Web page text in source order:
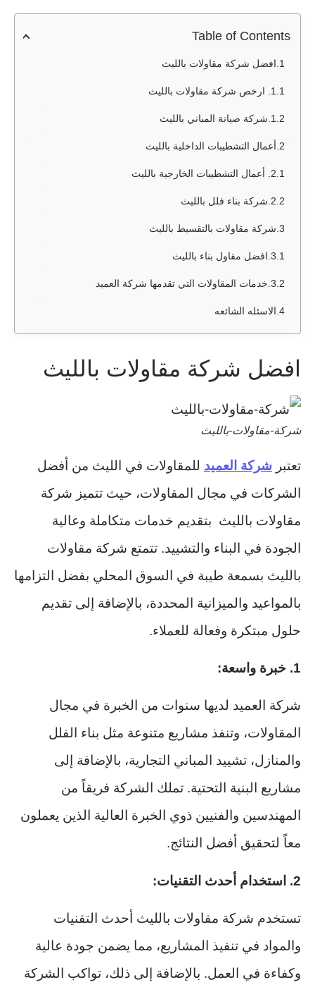
Table of Contents
افضل شركة مقاولات بالليث
ارخص شركة مقاولات بالليث
شركة صيانة المباني بالليث
أعمال التشطيبات الداخلية بالليث
أعمال التشطيبات الخارجية بالليث
شركة بناء فلل بالليث
شركة مقاولات بالتقسيط بالليث
افضل مقاول بناء بالليث
خدمات المقاولات التي تقدمها شركة العميد
الاسئله الشائعه
افضل شركة مقاولات بالليث
شركة-مقاولات-بالليث
تعتبر شركة العميد للمقاولات في الليث من أفضل
الشركات في مجال المقاولات، حيث تتميز شركة
مقاولات بالليث بتقديم خدمات متكاملة وعالية
الجودة في البناء والتشييد. تتمتع شركة مقاولات
بالليث بسمعة طيبة في السوق المحلي بفضل التزامها
بالمواعيد والميزانية المحددة، بالإضافة إلى تقديم
حلول مبتكرة وفعالة للعملاء.
1. خبرة واسعة:
شركة العميد لديها سنوات من الخبرة في مجال
المقاولات، وتنفذ مشاريع متنوعة مثل بناء الفلل
والمنازل، تشييد المباني التجارية، بالإضافة إلى
مشاريع البنية التحتية. تملك الشركة فريقاً من
المهندسين والفنيين ذوي الخبرة العالية الذين يعملون
معاً لتحقيق أفضل النتائج.
2. استخدام أحدث التقنيات:
تستخدم شركة مقاولات بالليث أحدث التقنيات
والمواد في تنفيذ المشاريع، مما يضمن جودة عالية
وكفاءة في العمل. بالإضافة إلى ذلك، تواكب الشركة